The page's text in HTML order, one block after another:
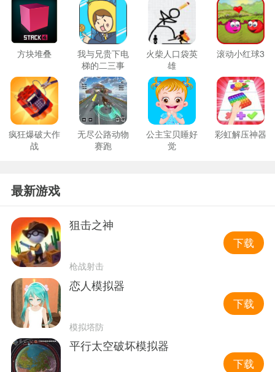
方块堆叠
我与兄贵下电
梯的二三事
火柴人口袋英
雄
滚动小红球3
疯狂爆破大作
战
无尽公路动物
赛跑
公主宝贝睡好
觉
彩虹解压神器
最新游戏
狙击之神
枪战射击
下载
恋人模拟器
模拟塔防
下载
平行太空破坏模拟器
下载